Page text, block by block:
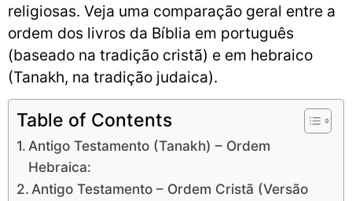
religiosas. Veja uma comparação geral entre a
ordem dos livros da Bíblia em português
(baseado na tradição cristã) e em hebraico
(Tanakh, na tradição judaica).
Table of Contents
Antigo Testamento (Tanakh) – Ordem
Hebraica:
Antigo Testamento – Ordem Cristã (Versão